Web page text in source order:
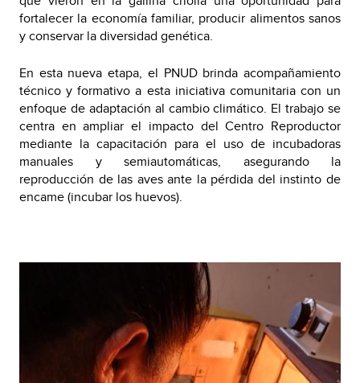
fortalecer la economía familiar, producir alimentos sanos
y conservar la diversidad genética.
En esta nueva etapa, el PNUD brinda acompañamiento
técnico y formativo a esta iniciativa comunitaria con un
enfoque de adaptación al cambio climático. El trabajo se
centra en ampliar el impacto del Centro Reproductor
mediante la capacitación para el uso de incubadoras
manuales y semiautomáticas, asegurando la
reproducción de las aves ante la pérdida del instinto de
encame (incubar los huevos).